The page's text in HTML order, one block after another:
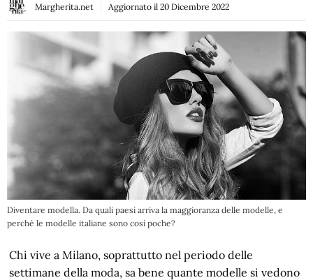
Margherita.net Aggiornato il 20 Dicembre 2022
Diventare modella. Da quali paesi arriva la maggioranza delle modelle, e
perché le modelle italiane sono così poche?
Chi vive a Milano, soprattutto nel periodo delle
settimane della moda, sa bene quante modelle si vedono